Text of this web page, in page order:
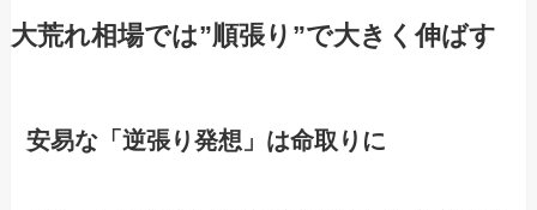
大荒れ相場では”順張り”で大きく伸ばす
安易な「逆張り発想」は命取りに